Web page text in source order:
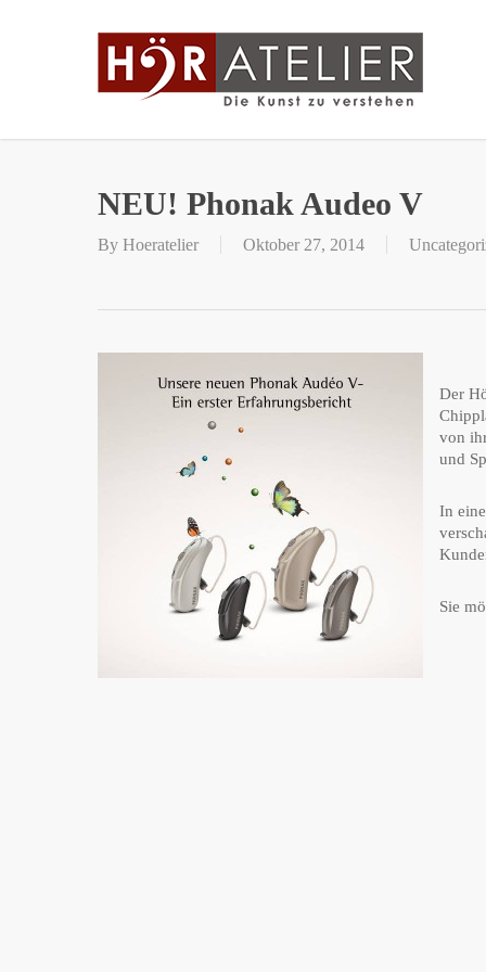
NEU! Phonak Audeo V
By Hoeratelier Oktober 27, 2014
Der
von
und
In
Sie